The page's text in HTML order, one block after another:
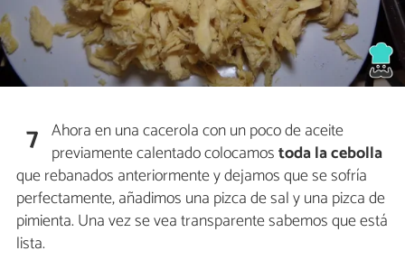
7 Ahora en una cacerola con un poco de aceite
previamente calentado colocamostoda la cebolla
que rebanados anteriormente y dejamos que se sofría
perfectamente, añadimos una pizca de sal y una pizca de
pimienta. Una vez se vea transparente sabemos que está
lista.